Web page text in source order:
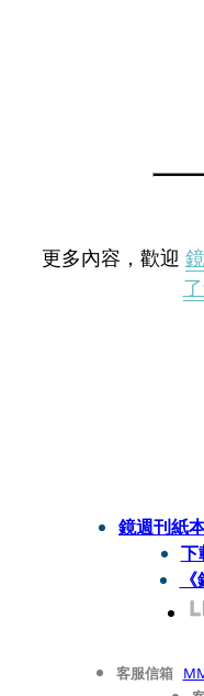
更多內容，歡迎
鏡週刊紙
下
客服信箱